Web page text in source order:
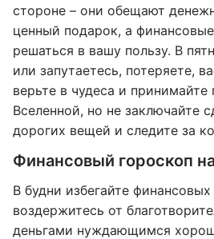
стороне – они обещают
ценный подарок, а
решаться в вашу пользу. В
или запутаетесь, потеряете,
верьте в чудеса и принимайте
Вселенной, но не заключайте
дорогих вещей и следите за
Финансовый гороскоп
В будни избегайте
воздержитесь от
деньгами нуждающимся